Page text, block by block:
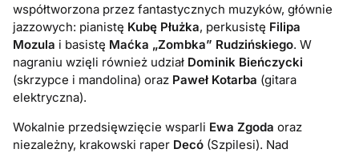
współtworzona przez fantastycznych muzyków, głównie
jazzowych: pianistę Kubę Płużka, perkusistę Filipa
Mozula i basistę Maćka „Zombka” Rudzińskiego. W
nagraniu wzięli również udział Dominik Bieńczycki
(skrzypce i mandolina) oraz Paweł Kotarba (gitara
elektryczna).
Wokalnie przedsięwzięcie wsparli Ewa Zgoda oraz
niezależny, krakowski raper Decó (Szpilesi). Nad